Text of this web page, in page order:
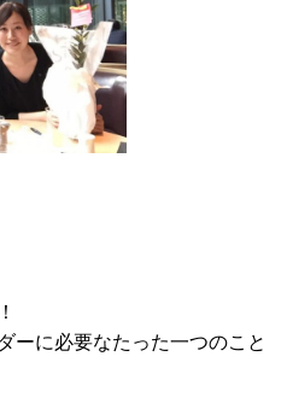
ーに必要なたった一つのこと